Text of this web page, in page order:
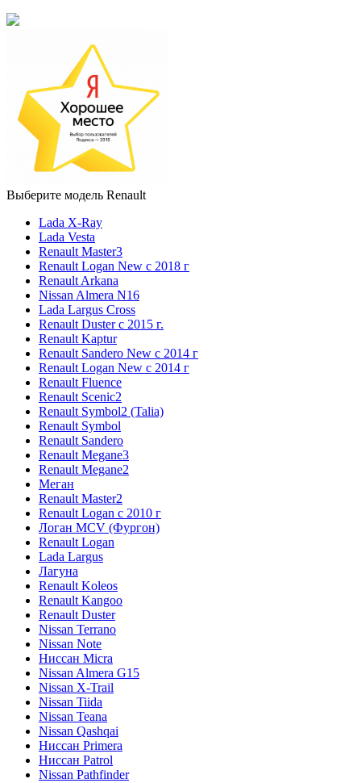
Выберите модель Renault
Lada X-Ray
Lada Vesta
Renault Master3
Renault Logan New с 2018 г
Renault Arkana
Nissan Almera N16
Lada Largus Cross
Renault Duster с 2015 г.
Renault Kaptur
Renault Sandero New с 2014 г
Renault Logan New с 2014 г
Renault Fluence
Renault Scenic2
Renault Symbol2 (Talia)
Renault Symbol
Renault Sandero
Renault Megane3
Renault Megane2
Меган
Renault Master2
Renault Logan c 2010 г
Логан МСV (Фургон)
Renault Logan
Lada Largus
Лагуна
Renault Koleos
Renault Kangoo
Renault Duster
Nissan Terrano
Nissan Note
Ниссан Micra
Nissan Almera G15
Nissan X-Trail
Nissan Tiida
Nissan Teana
Nissan Qashqai
Ниссан Primera
Ниссан Patrol
Nissan Pathfinder